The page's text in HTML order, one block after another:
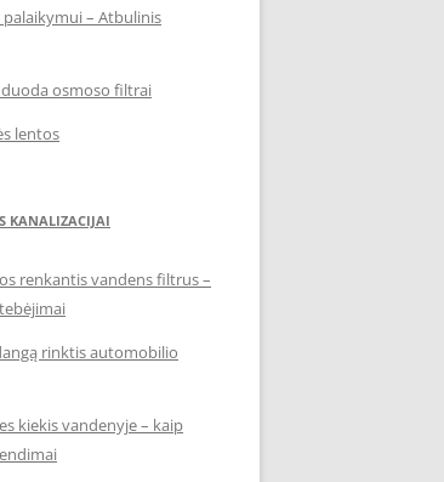
– Atbulinis
osmoso filtrai
lentos
KANALIZACIJAI
renkantis vandens filtrus –
rinktis automobilio
kiekis vandenyje – kaip